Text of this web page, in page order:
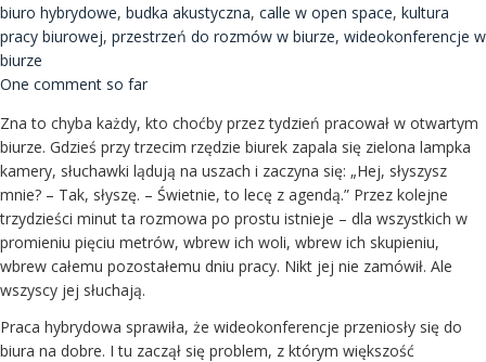
biuro hybrydowe, budka akustyczna, calle w open space, kultura
pracy biurowej, przestrzeń do rozmów w biurze, wideokonferencje w
biurze
One comment so far
Zna to chyba każdy, kto choćby przez tydzień pracował w otwartym
biurze. Gdzieś przy trzecim rzędzie biurek zapala się zielona lampka
kamery, słuchawki lądują na uszach i zaczyna się: „Hej, słyszysz
mnie? – Tak, słyszę. – Świetnie, to lecę z agendą.” Przez kolejne
trzydzieści minut ta rozmowa po prostu istnieje – dla wszystkich w
promieniu pięciu metrów, wbrew ich woli, wbrew ich skupieniu,
wbrew całemu pozostałemu dniu pracy. Nikt jej nie zamówił. Ale
wszyscy jej słuchają.
Praca hybrydowa sprawiła, że wideokonferencje przeniosły się do
biura na dobre. I tu zaczął się problem, z którym większość